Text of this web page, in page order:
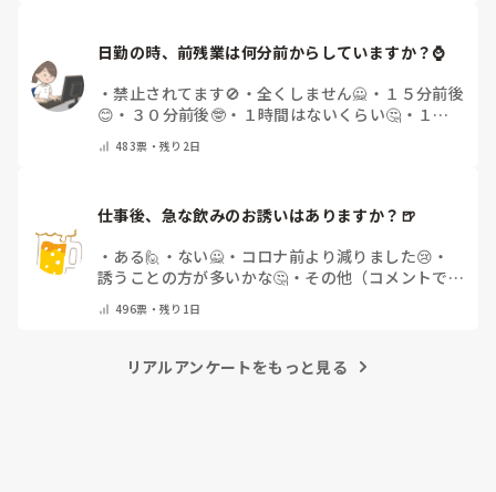
日勤の時、前残業は何分前からしていますか？⌚
・禁止されてます🚫 ・ 全くしません🙅 ・ １５分前後
😊 ・ ３０分前後🤓 ・ １時間はないくらい🤔 ・ １時
483票・残り2日
仕事後、急な飲みのお誘いはありますか？🍺
・ ある🙋 ・ ない🙅 ・ コロナ前より減りました😢 ・
誘うことの方が多いかな🤔 ・ その他（コメントで教
496票・残り1日
リアルアンケートをもっと見る